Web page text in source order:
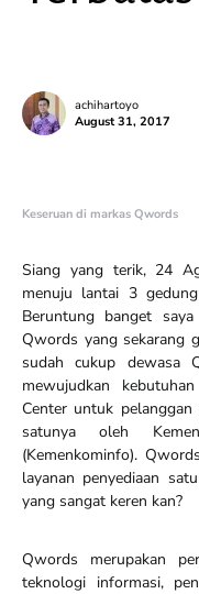
achihartoyo
August 31, 2017
Keseruan di markas Qwords
Siang yang terik, 24
menuju lantai 3
Beruntung banget
Qwords yang sekarang
sudah cukup dewasa
mewujudkan kebutuhan
Center untuk
satunya oleh
(Kemenkominfo).
layanan penyediaan
yang sangat keren kan?
Qwords merupakan
teknologi informasi,